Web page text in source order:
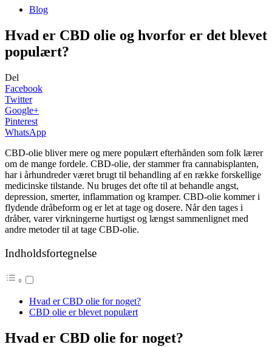
Blog
Hvad er CBD olie og hvorfor er det blevet
populært?
Del
Facebook
Twitter
Google+
Pinterest
WhatsApp
CBD-olie bliver mere og mere populært efterhånden som folk lærer
om de mange fordele. CBD-olie, der stammer fra cannabisplanten,
har i århundreder været brugt til behandling af en række forskellige
medicinske tilstande. Nu bruges det ofte til at behandle angst,
depression, smerter, inflammation og kramper. CBD-olie kommer i
flydende dråbeform og er let at tage og dosere. Når den tages i
dråber, varer virkningerne hurtigst og længst sammenlignet med
andre metoder til at tage CBD-olie.
Indholdsfortegnelse
Hvad er CBD olie for noget?
CBD olie er blevet populært
Hvad er CBD olie for noget?